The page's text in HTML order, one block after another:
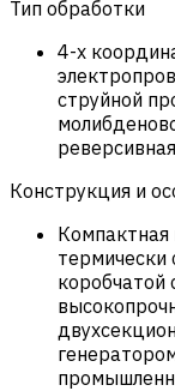
Тип обработки
4-х
струйной
Конструкция и
Компактная
термически
коробчатой